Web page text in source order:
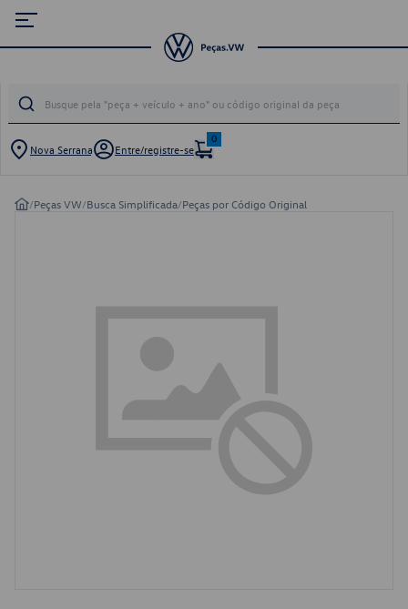
Nova Serrana Entre/registre-se
0
/Peças VW/Busca Simplificada/Peças por Código Original